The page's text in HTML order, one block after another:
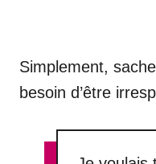
Simplement,
besoin d’être